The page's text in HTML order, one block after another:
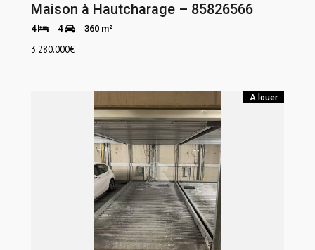
Maison à Hautcharage – 85826566
4 4 360 m²
3.280.000€
A louer